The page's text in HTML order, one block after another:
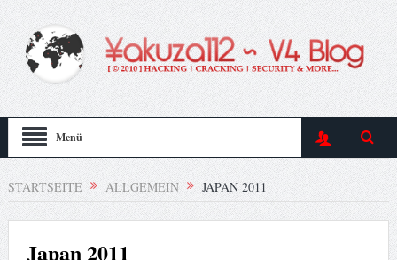
Menü
STARTSEITE ALLGEMEIN JAPAN 2011
Japan 2011